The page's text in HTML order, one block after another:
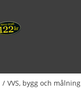
VVS, bygg och målning